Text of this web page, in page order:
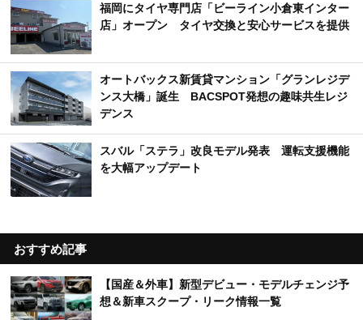
福岡にタイヤ専門店「ビーライン小倉東インター
店」オープン タイヤ交換と安心サービスを提供
オートバックス新賃貸マンション「グランレジデ
ンス大橋」誕生 BACSPOT発想の趣味共生レジ
デンス
スバル「ステラ」改良モデル発表 運転支援機能
を大幅アップデート
おすすめ記事
【国産＆外車】新型デビュー・モデルチェンジ予
想＆新車スクープ・リーク情報一覧